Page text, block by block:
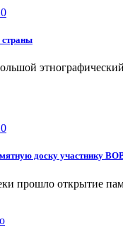
страны
доску участнику
прошло открытие